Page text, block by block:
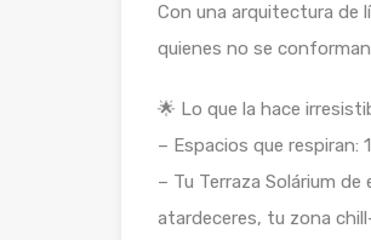
Con una arquitectura de
quienes no se
🌟 Lo que la hace
– Espacios que respiran:
– Tu Terraza Solárium
atardeceres, tu zona